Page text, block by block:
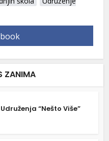
ZANIMA
“Nešto Više”